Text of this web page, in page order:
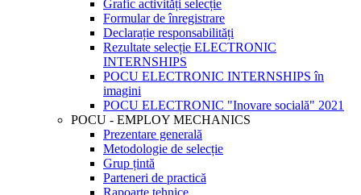
Grafic activități selecție
Formular de înregistrare
Declarație responsabilități
Rezultate selecție ELECTRONIC
INTERNSHIPS
POCU ELECTRONIC INTERNSHIPS în
imagini
POCU ELECTRONIC "Inovare socială" 2021
POCU - EMPLOY MECHANICS
Prezentare generală
Metodologie de selecție
Grup țintă
Parteneri de practică
Rapoarte tehnice